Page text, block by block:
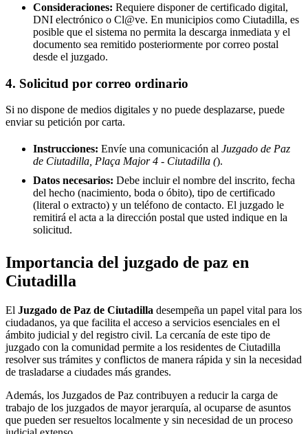
Consideraciones: Requiere disponer de certificado digital,
DNI electrónico o Cl@ve. En municipios como Ciutadilla, es
posible que el sistema no permita la descarga inmediata y el
documento sea remitido posteriormente por correo postal
desde el juzgado.
4. Solicitud por correo ordinario
Si no dispone de medios digitales y no puede desplazarse, puede
enviar su petición por carta.
Instrucciones: Envíe una comunicación al Juzgado de Paz
de Ciutadilla, Plaça Major 4 - Ciutadilla ().
Datos necesarios: Debe incluir el nombre del inscrito, fecha
del hecho (nacimiento, boda o óbito), tipo de certificado
(literal o extracto) y un teléfono de contacto. El juzgado le
remitirá el acta a la dirección postal que usted indique en la
solicitud.
Importancia del juzgado de paz en
Ciutadilla
El Juzgado de Paz de Ciutadilla desempeña un papel vital para los
ciudadanos, ya que facilita el acceso a servicios esenciales en el
ámbito judicial y del registro civil. La cercanía de este tipo de
juzgado con la comunidad permite a los residentes de Ciutadilla
resolver sus trámites y conflictos de manera rápida y sin la necesidad
de trasladarse a ciudades más grandes.
Además, los Juzgados de Paz contribuyen a reducir la carga de
trabajo de los juzgados de mayor jerarquía, al ocuparse de asuntos
que pueden ser resueltos localmente y sin necesidad de un proceso